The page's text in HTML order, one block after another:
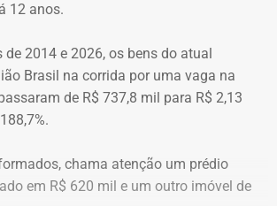
a julho de 2026
Total pago Nacional
Travancas
R$
R$
Costa
R$
R$
12 anos.
de 2014 e 2026, os bens do atual
Brasil na corrida por uma vaga na
de R$ 737,8 mil para R$ 2,13
chama atenção um prédio
em R$ 620 mil e um outro imóvel de